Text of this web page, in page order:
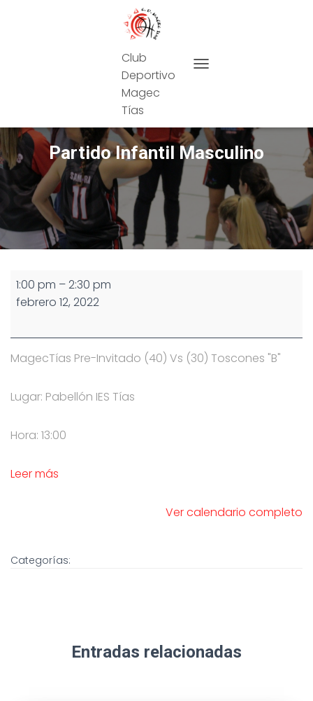
Club
Deportivo
Magec
Tías
Partido Infantil Masculino
Partido
Infantil
1:00 pm –2:30 pm
febrero 12, 2022
MagecTías Pre-Invitado (40) Vs (30) Toscones "B"
Lugar: Pabellón IES Tías
Hora: 13:00
Leer más
Ver calendario completo
Categorías:
Entradas relacionadas